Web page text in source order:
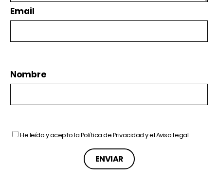
Email
Nombre
He leído y acepto laPolítica de Privacidady elAviso Legal